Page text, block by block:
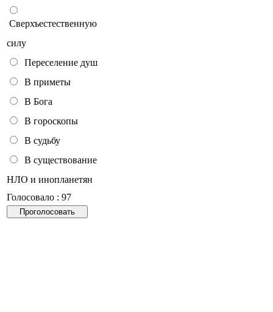
Сверхъестественную
силу
Переселение душ
В приметы
В Бога
В гороскопы
В судьбу
В существование
НЛО и инопланетян
Голосовало : 97